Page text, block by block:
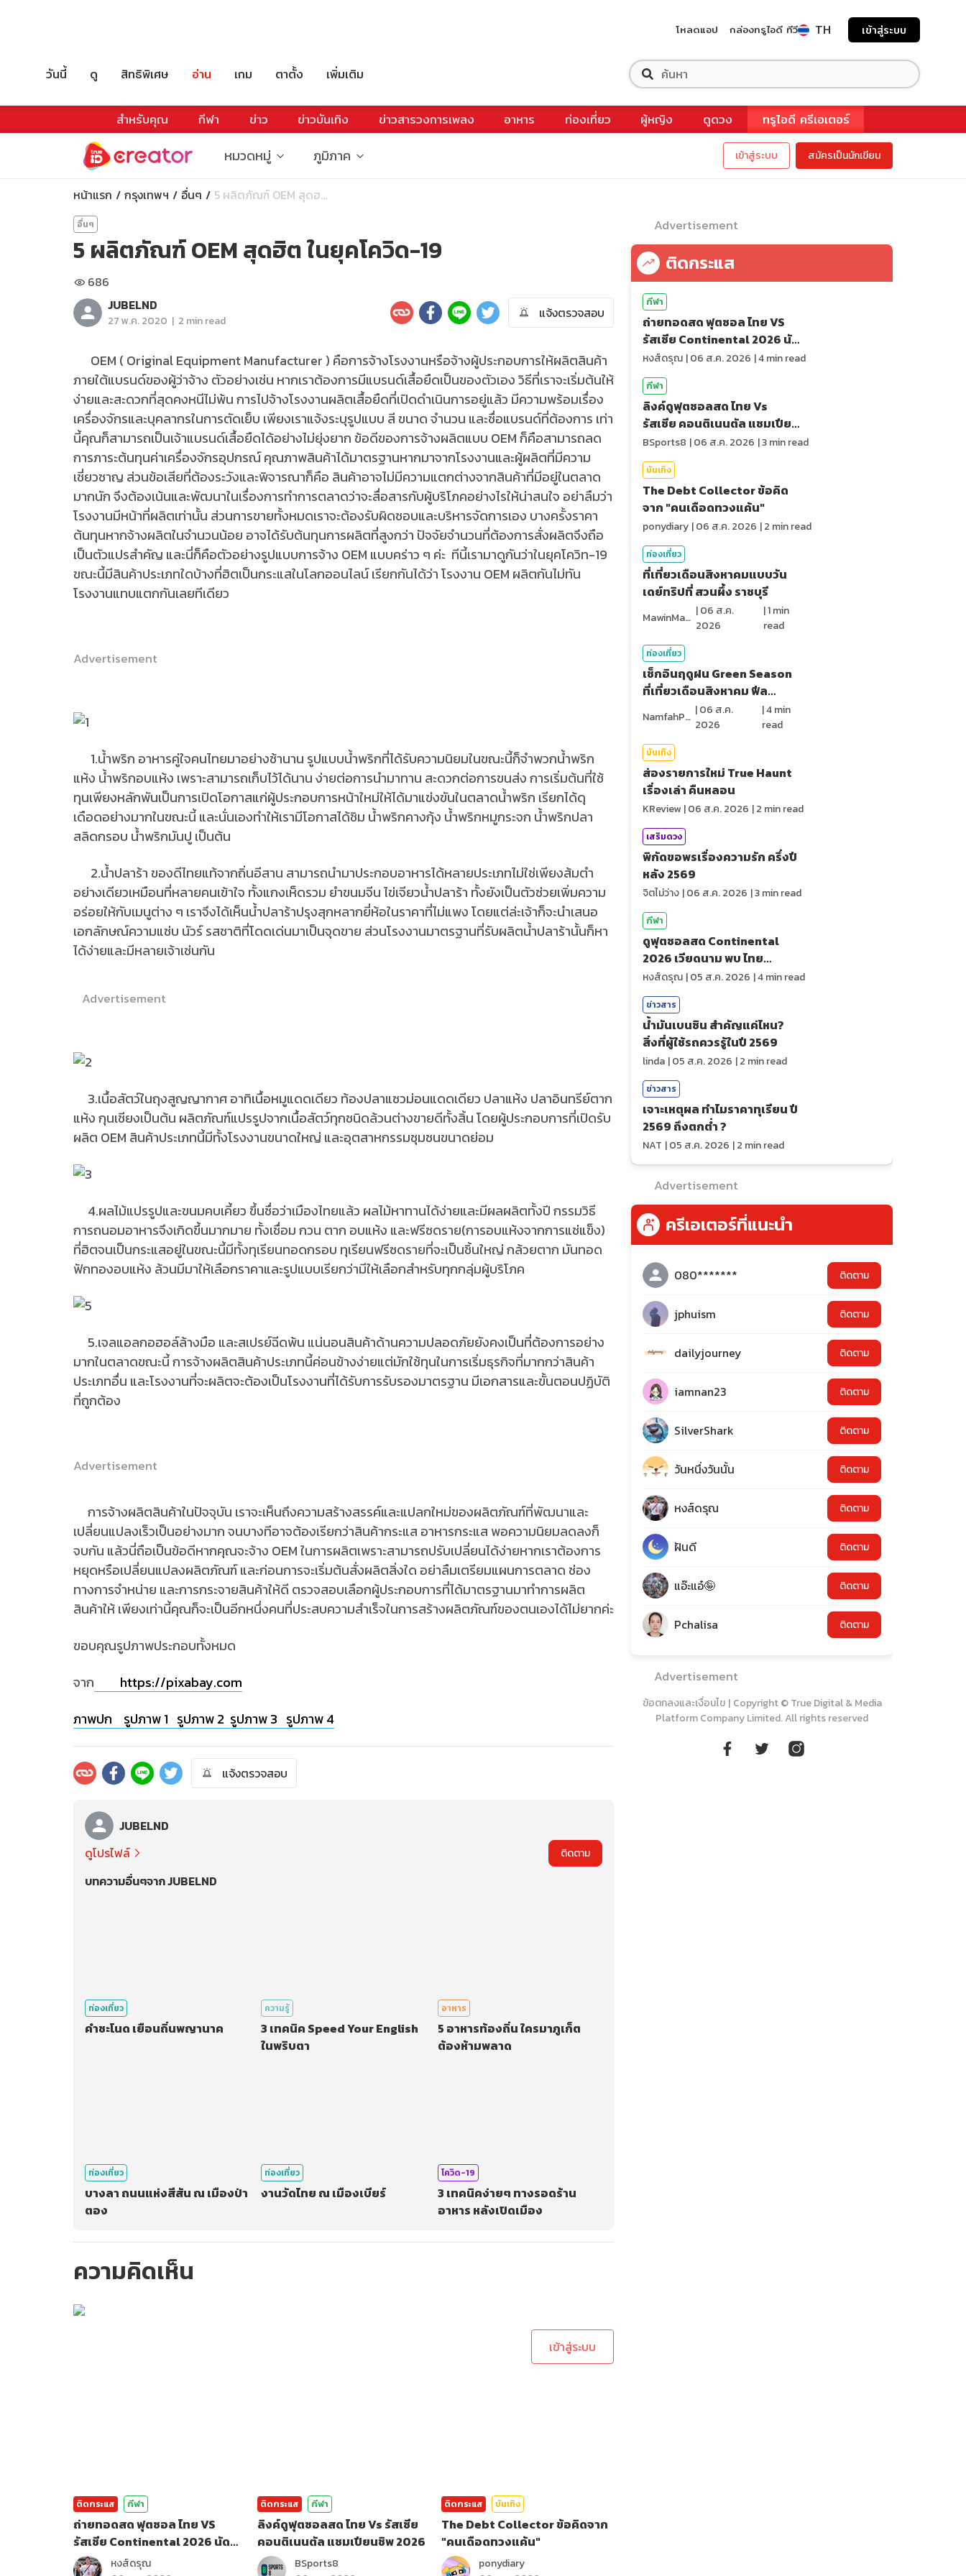
โหลดแอป กล่องทรูไอดี ทีวี TH เข้าสู่ระบบ
วันนี้ ดู สิทธิพิเศษ อ่าน เกม ตาตั้ง เพิ่มเติม
สำหรับคุณ กีฬา ข่าว ข่าวบันเทิง ข่าวสารวงการเพลง อาหาร ท่องเที่ยว ผู้หญิง ดูดวง ทรูไอดี ครีเอเตอร์
หมวดหมู่ ภูมิภาค เข้าสู่ระบบ สมัครเป็นนักเขียน
หน้าแรก กรุงเทพฯ อื่นๆ 5 ผลิตภัณฑ์ OEM สุดฮ...
อื่นๆ
5 ผลิตภัณฑ์ OEM สุดฮิต ในยุคโควิด-19
686
JUBELND
27 พ.ค. 2020 | 2 min read แจ้งตรวจสอบ
OEM ( Original Equipment Manufacturer ) คือการจ้างโรงงานหรือจ้างผู้ประกอบการให้ผลิตสินค้า
ภายใต้แบรนด์ของผู้ว่าจ้าง ตัวอย่างเช่น หากเราต้องการมีแบรนด์เสื้อยืดเป็นของตัวเอง วิธีที่เราจะเริ่มต้นให้
ง่ายและสะดวกที่สุดคงหนีไม่พ้น การไปจ้างโรงงานผลิตเสื้อยืดที่เปิดดำเนินการอยู่แล้ว มีความพร้อมเรื่อง
เครื่องจักรและบุคลากรในการตัดเย็บ เพียงเราแจ้งระบุรูปแบบ สี ขนาด จำนวน และชื่อแบรนด์ที่ต้องการ เท่า
นี้คุณก็สามารถเป็นเจ้าแบรนด์เสื้อยืดได้อย่างไม่ยุ่งยาก ข้อดีของการจ้างผลิตแบบ OEM ก็คือสามารถลด
การภาระต้นทุนค่าเครื่องจักรอุปกรณ์ คุณภาพสินค้าได้มาตรฐานหากมาจากโรงงานและผู้ผลิตที่มีความ
เชี่ยวชาญ ส่วนข้อเสียที่ต้องระวังและพิจารณาก็คือ สินค้าอาจไม่มีความแตกต่างจากสินค้าที่มีอยู่ในตลาด
มากนัก จึงต้องเน้นและพัฒนาในเรื่องการทำการตลาดว่าจะสื่อสารกับผู้บริโภคอย่างไรให้น่าสนใจ อย่าลืมว่า
โรงงานมีหน้าที่ผลิตเท่านั้น ส่วนการขายทั้งหมดเราจะต้องรับผิดชอบและบริหารจัดการเอง บางครั้งราคา
ต้นทุนหากจ้างผลิตในจำนวนน้อย อาจได้รับต้นทุนการผลิตที่สูงกว่า ปัจจัยจำนวนที่ต้องการสั่งผลิตจึงถือ
เป็นตัวแปรสำคัญ และนี่ก็คือตัวอย่างรูปแบบการจ้าง OEM แบบคร่าว ๆ ค่ะ ทีนี้เรามาดูกันว่าในยุคโควิท-19
ขณะนี้มีสินค้าประเภทใดบ้างที่ฮิตเป็นกระแสในโลกออนไลน์ เรียกกันได้ว่า โรงงาน OEM ผลิตกันไม่ทัน
โรงงานแทบแตกกันเลยทีเดียว
Advertisement
1.น้ำพริก อาหารคู่ใจคนไทยมาอย่างช้านาน รูปแบบน้ำพริกที่ได้รับความนิยมในขณะนี้ก็จำพวกน้ำพริก
แห้ง น้ำพริกอบแห้ง เพราะสามารถเก็บไว้ได้นาน ง่ายต่อการนำมาทาน สะดวกต่อการขนส่ง การเริ่มต้นที่ใช้
ทุนเพียงหลักพันเป็นการเปิดโอกาสแก่ผู้ประกอบการหน้าใหม่ให้ได้มาแข่งขันในตลาดน้ำพริก เรียกได้ดุ
เดือดอย่างมากในขณะนี้ และนั่นเองทำให้เรามีโอกาสได้ชิม น้ำพริกคางกุ้ง น้ำพริกหมูกระจก น้ำพริกปลา
สลิดกรอบ น้ำพริกมันปู เป็นต้น
2.น้ำปลาร้า ของดีไทยแท้จากถิ่นอีสาน สามารถนำมาประกอบอาหารได้หลายประเภทไม่ใช่เพียงส้มตำ
อย่างเดียวเหมือนที่หลายคนเข้าใจ ทั้งแกงเห็ดรวม ยำขนมจีน ไข่เจียวน้ำปลาร้า ทั้งยังเป็นตัวช่วยเพิ่มความ
อร่อยให้กับเมนูต่าง ๆ เราจึงได้เห็นน้ำปลาร้าปรุงสุกหลากยี่ห้อในราคาที่ไม่แพง โดยแต่ล่ะเจ้าก็จะนำเสนอ
เอกลักษณ์ความแซ่บ นัวร์ รสชาติที่โดดเด่นมาเป็นจุดขาย ส่วนโรงงานมาตรฐานที่รับผลิตน้ำปลาร้านั้นก็หา
ได้ง่ายและมีหลายเจ้าเช่นกัน
Advertisement
3.เนื้อสัตว์ในถุงสูญญากาศ อาทิเนื้อหมูแดดเดียว ท้องปลาแซวม่อนแดดเดียว ปลาแห้ง ปลาอินทรีย์ตาก
แห้ง กุนเชียงเป็นต้น ผลิตภัณฑ์แปรรูปจากเนื้อสัตว์ทุกชนิดล้วนต่างขายดีทั้งสิ้น โดยผู้ประกอบการที่เปิดรับ
ผลิต OEM สินค้าประเภทนี้มีทั้งโรงงานขนาดใหญ่ และอุตสาหกรรมชุมชนขนาดย่อม
4.ผลไม้แปรรูปและขนมคบเคี้ยว ขึ้นชื่อว่าเมืองไทยแล้ว ผลไม้หาทานได้ง่ายและมีผลผลิตทั้งปี กรรมวิธี
การถนอมอาหารจึงเกิดขึ้นมากมาย ทั้งเชื่อม กวน ตาก อบแห้ง และฟรีซดราย(การอบแห้งจากการแช่แข็ง)
ที่ฮิตจนเป็นกระแสอยู่ในขณะนี้มีทั้งทุเรียนทอดกรอบ ทุเรียนฟรีซดรายที่จะเป็นชิ้นใหญ่ กล้วยตาก มันทอด
ฟักทองอบแห้ง ล้วนมีมาให้เลือกราคาและรูปแบบเรียกว่ามีให้เลือกสำหรับทุกกลุ่มผู้บริโภค
5.เจลแอลกอฮอล์ล้างมือ และสเปรย์ฉีดพ้น แน่นอนสินค้าด้านความปลอดภัยยังคงเป็นที่ต้องการอย่าง
มากในตลาดขณะนี้ การจ้างผลิตสินค้าประเภทนี้ค่อนข้างง่ายแต่มักใช้ทุนในการเริ่มธุรกิจที่มากกว่าสินค้า
ประเภทอื่น และโรงงานที่จะผลิตจะต้องเป็นโรงงานที่ได้รับการรับรองมาตรฐาน มีเอกสารและขั้นตอนปฏิบัติ
ที่ถูกต้อง
Advertisement
การจ้างผลิตสินค้าในปัจจุบัน เราจะเห็นถึงความสร้างสรรค์และแปลกใหม่ของผลิตภัณฑ์ที่พัฒนาและ
เปลี่ยนแปลงเร็วเป็นอย่างมาก จนบางทีอาจต้องเรียกว่าสินค้ากระแส อาหารกระแส พอความนิยมลดลงก็
จบกัน แล้วนี่ถือเป็นข้อดีหากคุณจะจ้าง OEM ในการผลิตเพราะสามารถปรับเปลี่ยนได้ง่ายหากเราต้องการ
หยุดหรือเปลี่ยนแปลงผลิตภัณฑ์ และก่อนการจะเริ่มต้นสั่งผลิตสิ่งใด อย่าลืมเตรียมแผนการตลาด ช่อง
ทางการจำหน่าย และการกระจายสินค้าให้ดี ตรวจสอบเลือกผู้ประกอบการที่ได้มาตรฐานมาทำการผลิต
สินค้าให้ เพียงเท่านี้คุณก็จะเป็นอีกหนึ่งคนที่ประสบความสำเร็จในการสร้างผลิตภัณฑ์ของตนเองได้ไม่ยากค่ะ
ขอบคุณรูปภาพประกอบทั้งหมด
จาก https://pixabay.com
ภาพปก รูปภาพ 1 รูปภาพ 2 รูปภาพ 3 รูปภาพ 4
แจ้งตรวจสอบ
JUBELND
ดูโปรไฟล์
ติดตาม
บทความอื่นๆจาก JUBELND
ท่องเที่ยว
คำชะโนด เยือนถิ่นพญานาค
ความรู้
3 เทคนิค Speed Your English
ในพริบตา
อาหาร
5 อาหารท้องถิ่น ใครมาภูเก็ต
ต้องห้ามพลาด
ท่องเที่ยว
บางลา ถนนแห่งสีสัน ณ เมืองป่า
ตอง
ท่องเที่ยว
งานวัดไทย ณ เมืองเบียร์
โควิด-19
3 เทคนิคง่ายๆ ทางรอดร้าน
อาหาร หลังเปิดเมือง
ความคิดเห็น
เข้าสู่ระบบ
ติดกระแส กีฬา
ถ่ายทอดสด ฟุตซอล ไทย VS
รัสเซีย Continental 2026 นัด
สุดท้าย
หงส์ดรุณ
ติดกระแส กีฬา
ลิงค์ดูฟุตซอลสด ไทย Vs รัสเซีย
คอนติเนนตัล แชมเปียนชิพ 2026
BSports8
ติดกระแส บันเทิง
The Debt Collector ข้อคิดจาก
"คนเดือดทวงแค้น"
ponydiary
Advertisement
ติดกระแส
กีฬา
ถ่ายทอดสด ฟุตซอล ไทย VS
รัสเซีย Continental 2026 นัด
สุดท้าย
หงส์ดรุณ |06 ส.ค. 2026 |4min read
กีฬา
ลิงค์ดูฟุตซอลสด ไทย Vs
รัสเซีย คอนติเนนตัล แชมเปียน
ชิพ 2026
BSports8 |06 ส.ค. 2026 |3min read
บันเทิง
The Debt Collector ข้อคิด
จาก "คนเดือดทวงแค้น"
ponydiary |06 ส.ค. 2026 |2 min read
ท่องเที่ยว
ที่เที่ยวเดือนสิงหาคมแบบวัน
เดย์ทริปที่ สวนผึ้ง ราชบุรี
MawinMatravel |06 ส.ค.
2026
|1min
read
ท่องเที่ยว
เช็กอินฤดูฝน Green Season
ที่เที่ยวเดือนสิงหาคม ฟีล
NamfahPhupha |06 ส.ค.
2026
|4min
read
บันเทิง
ส่องรายการใหม่ True Haunt
เรื่องเล่า คืนหลอน
KReview |06 ส.ค. 2026 |2 min read
เสริมดวง
พิกัดขอพรเรื่องความรัก ครึ่งปี
หลัง 2569
จิตไม่ว่าง |06 ส.ค. 2026 |3min read
กีฬา
ดูฟุตซอลสด Continental
2026 เวียดนาม พบ ไทย
ถ่ายทอดสดกีฬา
หงส์ดรุณ |05 ส.ค. 2026 |4min read
ข่าวสาร
น้ำมันเบนซิน สำคัญแค่ไหน?
สิ่งที่ผู้ใช้รถควรรู้ในปี 2569
linda |05 ส.ค. 2026 |2 min read
ข่าวสาร
เจาะเหตุผล ทำไมราคาทุเรียน ปี
2569 ถึงตกต่ำ ?
NAT |05 ส.ค. 2026 |2 min read
Advertisement
ครีเอเตอร์ที่แนะนำ
080******* ติดตาม
jphuism ติดตาม
dailyjourney ติดตาม
iamnan23 ติดตาม
SilverShark ติดตาม
วันหนึ่งวันนั้น ติดตาม
หงส์ดรุณ ติดตาม
ฝันดี ติดตาม
แอ๊ะแอ๋🤪 ติดตาม
Pchalisa ติดตาม
Advertisement
ข้อตกลงและเงื่อนไข | Copyright © True Digital & Media
Platform Company Limited. All rights reserved